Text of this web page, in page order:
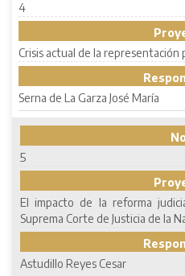
4
Crisis actual de la representación
Serna de La Garza José María
5
El impacto de la reforma
Suprema Corte de Justicia de la
Astudillo Reyes Cesar